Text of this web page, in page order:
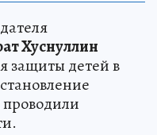
Хуснуллин
защиты детей в
проводили